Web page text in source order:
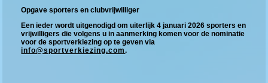
Opgave sporters en clubvrijwilliger
Een ieder wordt uitgenodigd om uiterlijk 4 januari 2026 sporters en
vrijwilligers die volgens u in aanmerking komen voor de nominatie
voor de sportverkiezing op te geven via
info@sportverkiezing.com.